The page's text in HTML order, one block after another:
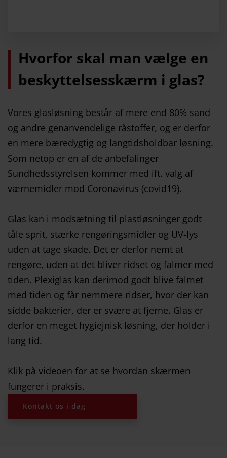
Hvorfor skal man vælge en
beskyttelsesskærm i glas?
Vores glasløsning består af mere end 80% sand
og andre genanvendelige råstoffer, og er derfor
en mere bæredygtig og langtidsholdbar løsning.
Som netop er en af de anbefalinger
Sundhedsstyrelsen kommer med ift. valg af
værnemidler mod Coronavirus (covid19).
Glas kan i modsætning til plastløsninger godt
tåle sprit, stærke rengøringsmidler og UV-lys
uden at tage skade. Det er derfor nemt at
rengøre, uden at det bliver ridset og falmer med
tiden. Plexiglas kan derimod godt blive falmet
med tiden og får nemmere ridser, hvor der kan
sidde bakterier, der er svære at fjerne. Glas er
derfor en meget hygiejnisk løsning, der holder i
lang tid.
Klik på videoen for at se hvordan skærmen
fungerer i praksis.
Kontakt os i dag